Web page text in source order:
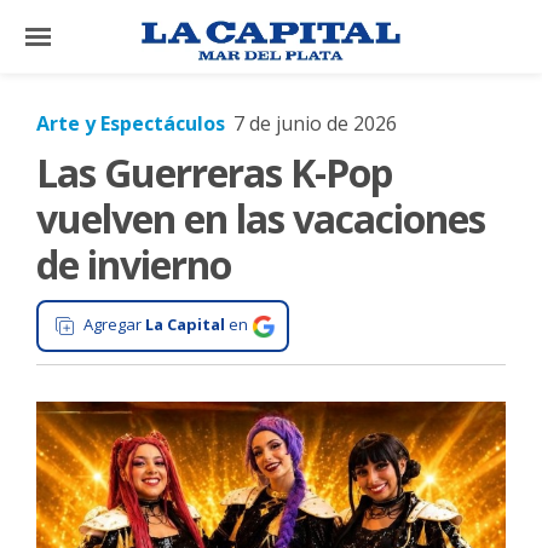
×
El
El
Mundo
La
Zona
Tecnología
Gastronomía
Salud
Arte y Espectáculos 7 de junio de 2026
Las Guerreras K-Pop
vuelven en las vacaciones
de invierno
Agregar La Capital en